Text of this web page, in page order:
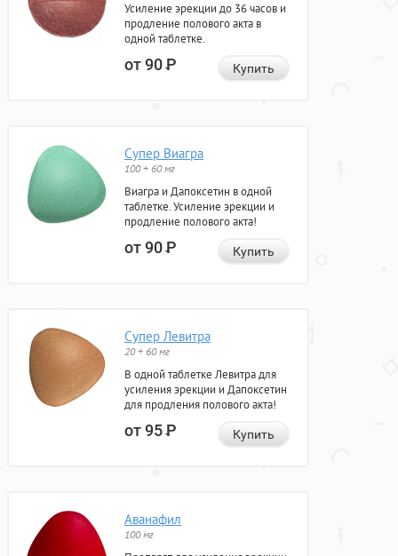
Усиление эрекции до 36 часов и
продление полового акта в
одной таблетке.
от 90Р Купить
Супер Виагра
100 + 60 мг
Виагра и Дапоксетин в одной
таблетке. Усиление эрекции и
продление полового акта!
от 90Р Купить
Супер Левитра
20 + 60 мг
В одной таблетке Левитра для
усиления эрекции и Дапоксетин
для продления полового акта!
от 95Р Купить
Аванафил
100 мг